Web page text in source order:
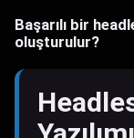
Başarılı bir
oluşturulur?